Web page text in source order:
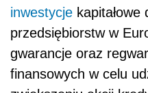
inwestycje kapitałowe
przedsiębiorstw w
gwarancje oraz
finansowych w celu